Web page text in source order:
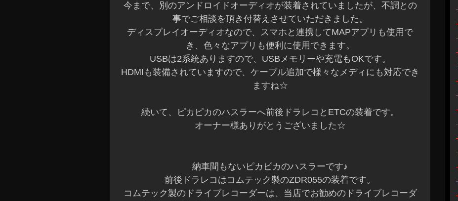
今まで、別のアンドロイドオーディオが装着されていましたが、不調との
事でご相談を頂き付替えさせていただきました。
ディスプレイオーディオなので、スマホと連携してMAPアプリも使用で
き、色々なアプリも便利に使用できます。
USBは2系統ありますので、USBメモリーや充電もOKです。
HDMIも装備されていますので、ケーブル追加で様々なメディにも対応でき
ますね☆
続いて、ピカピカのハスラーへ前後ドラレコとETCの装着です。
オーナー様ありがとうございました☆
納車間もないピカピカのハスラーです♪
前後ドラレコはコムテック製のZDR055の装着です。
コムテック製のドライブレコーダーは、当店でお勧めのドライブレコーダ